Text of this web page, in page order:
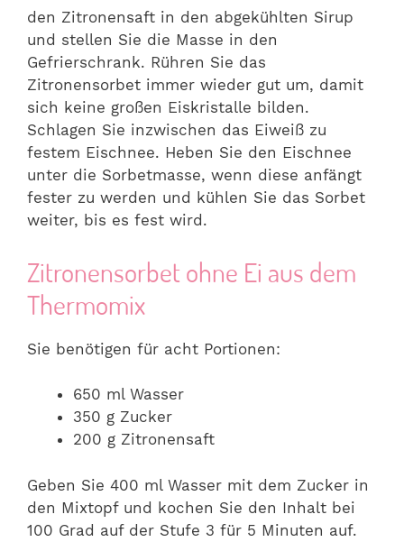
den Zitronensaft in den abgekühlten Sirup
und stellen Sie die Masse in den
Gefrierschrank. Rühren Sie das
Zitronensorbet immer wieder gut um, damit
sich keine großen Eiskristalle bilden.
Schlagen Sie inzwischen das Eiweiß zu
festem Eischnee. Heben Sie den Eischnee
unter die Sorbetmasse, wenn diese anfängt
fester zu werden und kühlen Sie das Sorbet
weiter, bis es fest wird.
Zitronensorbet ohne Ei aus dem
Thermomix
Sie benötigen für acht Portionen:
650 ml Wasser
350 g Zucker
200 g Zitronensaft
Geben Sie 400 ml Wasser mit dem Zucker in
den Mixtopf und kochen Sie den Inhalt bei
100 Grad auf der Stufe 3 für 5 Minuten auf.